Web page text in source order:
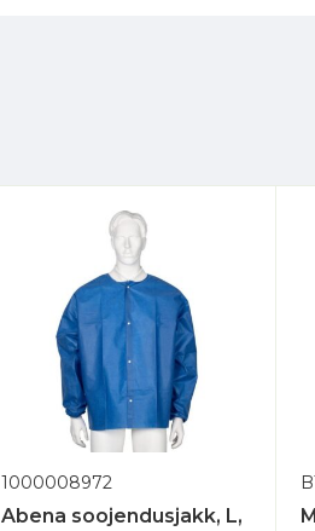
1000008972
Abena soojendusjakk, L,